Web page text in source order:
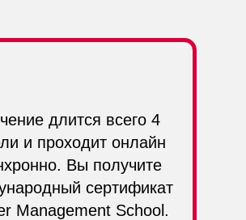
длится всего 4
и проходит онлайн
Вы получите
сертификат
Management School.